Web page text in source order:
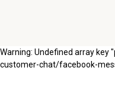
Warning: Undefined array
customer-chat/facebook-